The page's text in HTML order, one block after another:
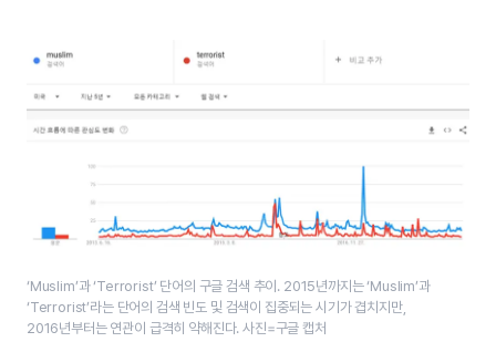
‘Muslim’과 ‘Terrorist’ 단어의 구글 검색 추이. 2015년까지는 ‘Muslim’과
‘Terrorist’라는 단어의 검색 빈도 및 검색이 집중되는 시기가 겹치지만,
2016년부터는 연관이 급격히 약해진다. 사진=구글 캡처